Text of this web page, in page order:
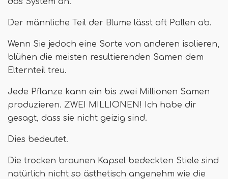
Der männliche Teil der Blume lässt oft Pollen ab.
Wenn Sie jedoch eine Sorte von anderen isolieren,
blühen die meisten resultierenden Samen dem
Elternteil treu.
Jede Pflanze kann ein bis zwei Millionen Samen
produzieren. ZWEI MILLIONEN! Ich habe dir
gesagt, dass sie nicht geizig sind.
Dies bedeutet.
Die trocken braunen Kapsel bedeckten Stiele sind
natürlich nicht so ästhetisch angenehm wie die